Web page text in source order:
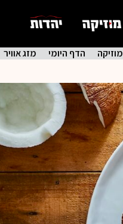
מוזיקה הדף היומי מזג אוויר